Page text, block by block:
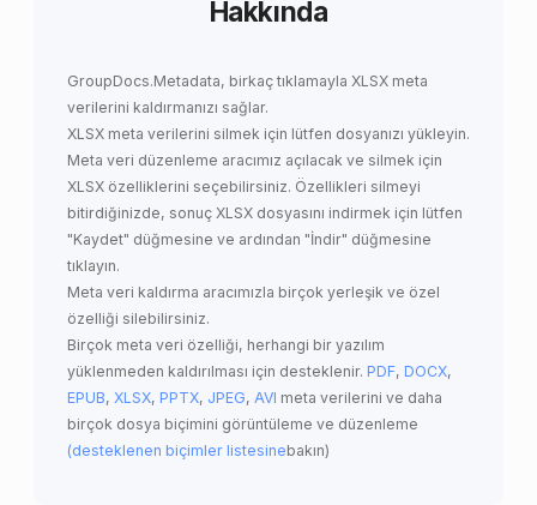
Hakkında
GroupDocs.Metadata, birkaç tıklamayla XLSX meta
verilerini kaldırmanızı sağlar.
XLSX meta verilerini silmek için lütfen dosyanızı yükleyin.
Meta veri düzenleme aracımız açılacak ve silmek için
XLSX özelliklerini seçebilirsiniz. Özellikleri silmeyi
bitirdiğinizde, sonuç XLSX dosyasını indirmek için lütfen
"Kaydet" düğmesine ve ardından "İndir" düğmesine
tıklayın.
Meta veri kaldırma aracımızla birçok yerleşik ve özel
özelliği silebilirsiniz.
Birçok meta veri özelliği, herhangi bir yazılım
yüklenmeden kaldırılması için desteklenir. PDF, DOCX,
EPUB, XLSX, PPTX, JPEG, AVI meta verilerini ve daha
birçok dosya biçimini görüntüleme ve düzenleme
(desteklenen biçimler listesinebakın)